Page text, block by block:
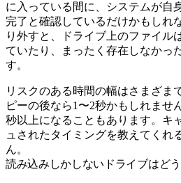
に入っている間に、システムが自
完了と確認しているだけかもしれ
り外すと、ドライブ上のファイル
ていたり、まったく存在しなかっ
す。
リスクのある時間の幅はさまざま
ピーの後なら1〜2秒かもしれませ
秒以上になることもあります。キ
ュされたタイミングを教えてくれ
ん。
読み込みしかしないドライブはど